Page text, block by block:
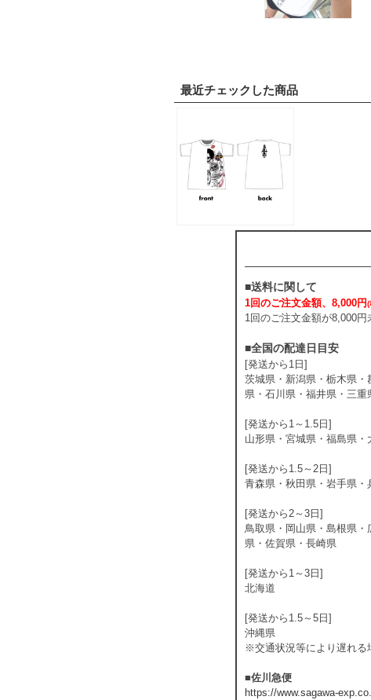
最近チェックした商品
■送料に関して
1回のご注文金額、8,000円(
1回のご注文金額が8,000円
■全国の配達日目安
[発送から1日]
茨城県・新潟県・栃木県
県・石川県・福井県・三重
[発送から1～1.5日]
山形県・宮城県・福島県・
[発送から1.5～2日]
青森県・秋田県・岩手県
[発送から2～3日]
鳥取県・岡山県・島根県
県・佐賀県・長崎県
[発送から1～3日]
北海道
[発送から1.5～5日]
沖縄県
※交通状況等により遅れる
■佐川急便
https://www.sagawa-